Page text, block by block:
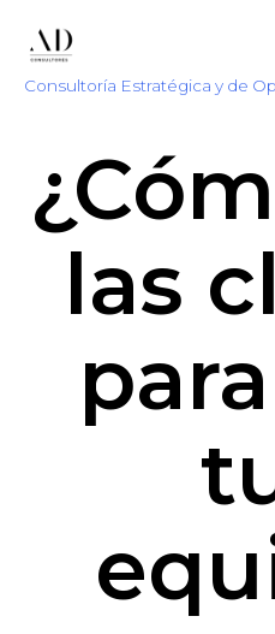
Consultoría Estratégica y de
las